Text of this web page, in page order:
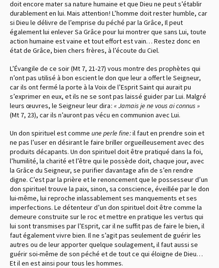
doit encore mater sa nature humaine et que Dieu ne peut s’établir
durablement en lui. Mais attention ! L’homme doit rester humble, car
si Dieu le délivre de l’emprise du péché par la Grâce, Il peut
également lui enlever Sa Grâce pour lui montrer que sans Lui, toute
action humaine est vaine et tout effort est vain… Restez donc en
état de Grâce, bien chers frères, à l’écoute du Ciel.
L’Évangile de ce soir (Mt 7, 21-27) vous montre des prophètes qui
n’ont pas utilisé à bon escient le don que leur a offert le Seigneur,
car ils ont fermé la porte à la Voix de l’Esprit Saint qui aurait pu
s’exprimer en eux, et ils ne se sont pas laissé guider par Lui. Malgré
leurs œuvres, le Seigneur leur dira : « Jamais je ne vous ai connus »
(Mt 7, 23), car ils n’auront pas vécu en communion avec Lui.
Un don spirituel est comme une perle fine :il faut en prendre soin et
ne pas l’user en désirant le faire briller orgueilleusement avec des
produits décapants. Un don spirituel doit être pratiqué dans la foi,
l’humilité, la charité et l’être qui le possède doit, chaque jour, avec
la Grâce du Seigneur, se purifier davantage afin de s’en rendre
digne. C’est par la prière et le renoncement que le possesseur d’un
don spirituel trouve la paix, sinon, sa conscience, éveillée par le don
lui-même, lui reproche inlassablement ses manquements et ses
imperfections. Le détenteur d’un don spirituel doit être comme la
demeure construite sur le roc et mettre en pratique les vertus qui
lui sont transmises par l’Esprit, car il ne suffit pas de faire le bien, il
faut également vivre bien. Il ne s’agit pas seulement de guérir les
autres ou de leur apporter quelque soulagement, il faut aussi se
guérir soi-même de son péché et de tout ce qui éloigne de Dieu…
Et il en est ainsi pour tous les hommes.